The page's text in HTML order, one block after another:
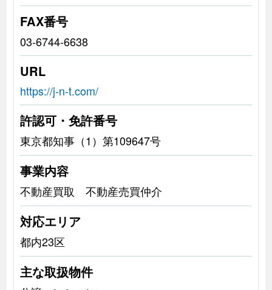
FAX番号
03-6744-6638
URL
https://j-n-t.com/
許認可・免許番号
東京都知事（1）第109647号
事業内容
不動産買取 不動産売買仲介
対応エリア
都内23区
主な取扱物件